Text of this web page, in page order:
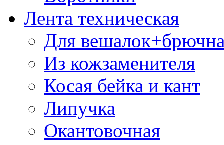
Лента техническая
Для
Из кожзаменителя
Косая бейка и кант
Липучка
Окантовочная